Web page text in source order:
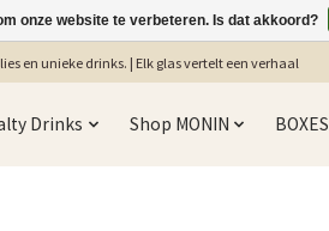
en unieke drinks. | Elk glas vertelt een verhaal
Drinks Shop MONIN BOXES
onze website te verbeteren. Is dat akkoord?